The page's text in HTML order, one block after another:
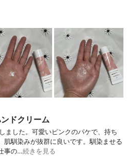
ドクリーム
ました。可愛いピンクのパケで、持ち
肌馴染みが抜群に良いです。馴染ませる
事の…続きを見る